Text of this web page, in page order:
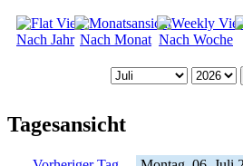
Nach Jahr Nach Monat Nach Woche
Tagesansicht